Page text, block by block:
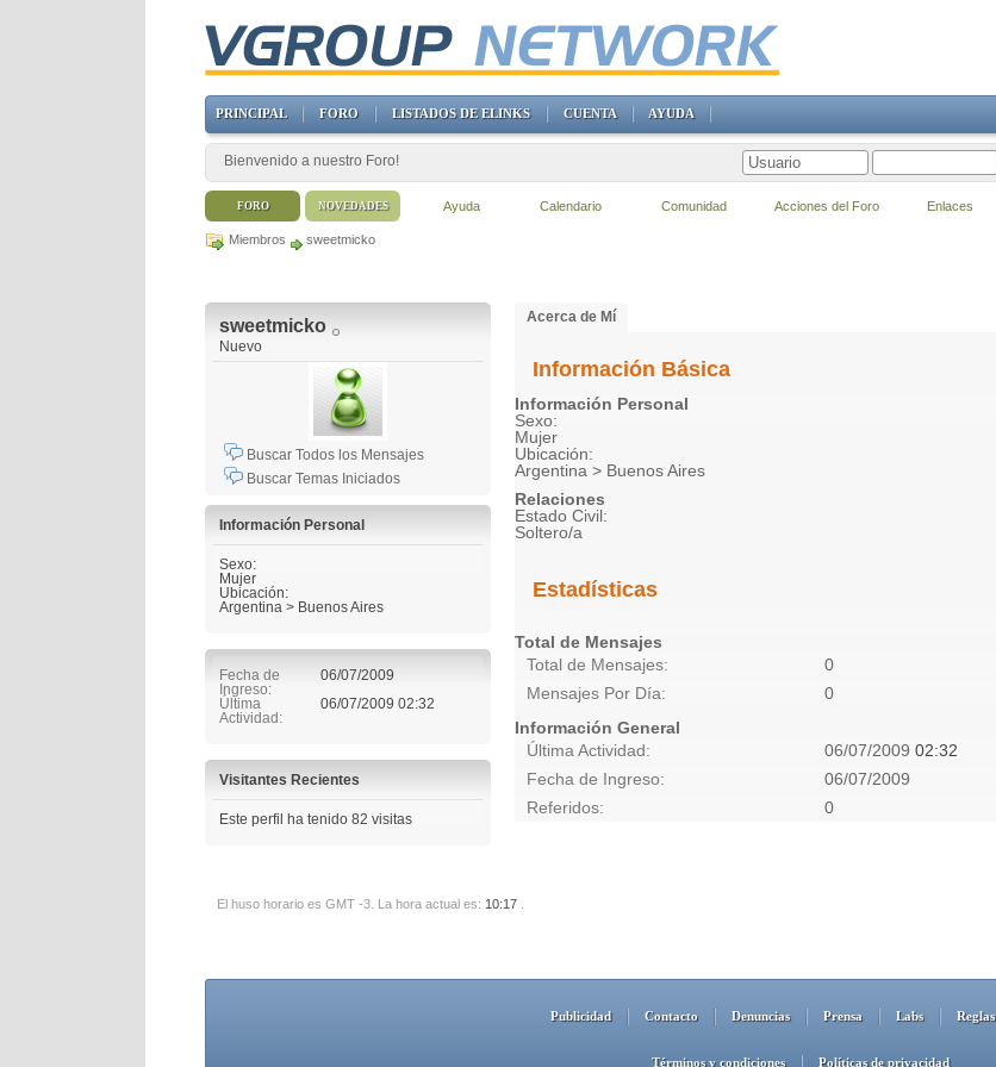
Miembros sweetmicko
sweetmicko
Nuevo
Buscar Todos los Mensajes
Buscar Temas Iniciados
Información Personal
Sexo:
Mujer
Ubicación:
Argentina > Buenos Aires
Fecha de
Ingreso
06/07/2009
Última
Actividad
06/07/2009 02:32
Visitantes Recientes
Este perfil ha tenido 82 visitas
Acerca de Mí
Información Básica
Información Personal
Sexo:
Mujer
Ubicación:
Argentina > Buenos Aires
Relaciones
Estado Civil:
Soltero/a
Estadísticas
Total de Mensajes
Total de Mensajes
0
Mensajes Por Día
0
Información General
Última Actividad
06/07/2009 02:32
Fecha de Ingreso
06/07/2009
Referidos
0
El huso horario es GMT -3. La hora actual es: 10:17
Publicidad Contacto Denuncias Prensa Labs Reglas
Términos y condiciones Políticas de privacidad
PRINCIPAL FORO LISTADOS DE ELINKS CUENTA AYUDA
Bienvenido a nuestro Foro!
FORO Ayuda Calendario Comunidad Acciones del Foro Enlaces
NOVEDADES